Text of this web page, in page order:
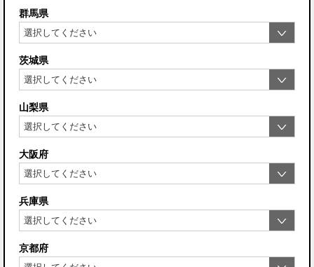
群馬県
茨城県
山梨県
大阪府
兵庫県
京都府